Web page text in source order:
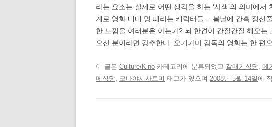
라는 요소는 실제로 어떤 생각을 하는 ‘사색’의 의미에
계로 영화 내내 멍 때리는 캐릭터들… 봄날에 간혹 정신
한 느낌을 여러분은 아는가? 뇌 한켠이 간질간질 해오
으신 분이라면 강추한다. 오기가미 감독의 영화는 한 편
이 글은 Culture/Kino 카테고리에 분류되었고 갈매기식당, 메
메식당, 코바야시사토미 태그가 있으며 2008년 5월 14일에